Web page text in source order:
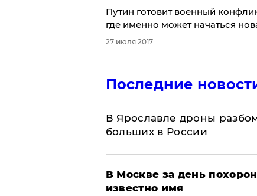
Путин готовит военный
где именно может начаться
27 июля 2017
Последние
В Ярославле дроны
больших в России
В Москве за день
известно имя